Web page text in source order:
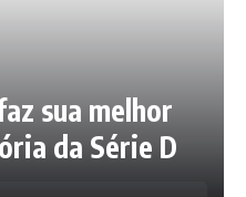
sua melhor
da Série D